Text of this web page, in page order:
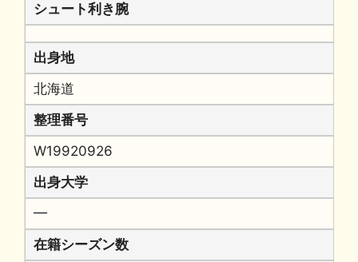
シュート利き腕
出身地
北海道
整理番号
W19920926
出身大学
━
在籍シーズン数